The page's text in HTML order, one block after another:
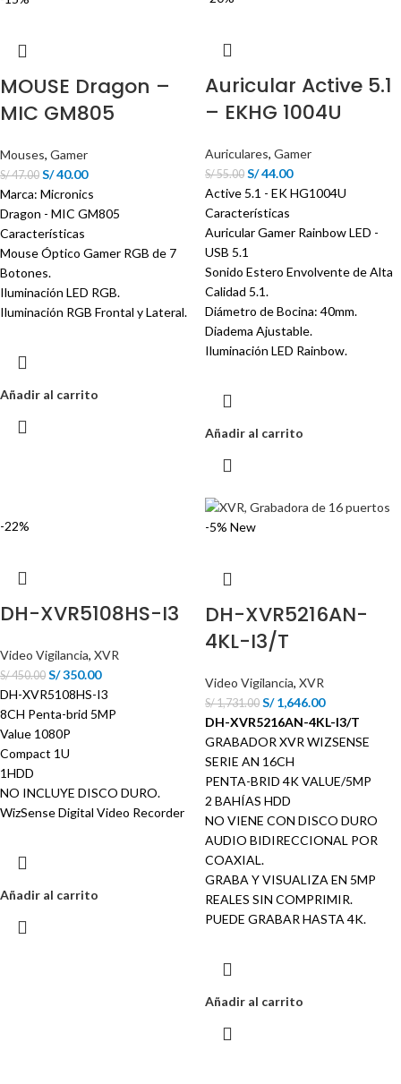
MOUSE Dragon –
MIC GM805
Mouses, Gamer
S/47.00 S/40.00
Marca: Micronics
Dragon - MIC GM805
Características
Mouse Óptico Gamer RGB de 7
Botones.
Iluminación LED RGB.
Iluminación RGB Frontal y Lateral.
Añadir al carrito
Auricular Active 5.1
– EKHG 1004U
Auriculares, Gamer
S/55.00 S/44.00
Active 5.1 - EK HG1004U
Características
Auricular Gamer Rainbow LED -
USB 5.1
Sonido Estero Envolvente de Alta
Calidad 5.1.
Diámetro de Bocina: 40mm.
Diadema Ajustable.
Iluminación LED Rainbow.
Añadir al carrito
-22%
DH-XVR5108HS-I3
Video Vigilancia, XVR
S/450.00 S/350.00
DH-XVR5108HS-I3
8CH Penta-brid 5MP
Value 1080P
Compact 1U
1HDD
NO INCLUYE DISCO DURO.
WizSense Digital Video Recorder
Añadir al carrito
-5% New
DH-XVR5216AN-
4KL-I3/T
Video Vigilancia, XVR
S/1,731.00 S/1,646.00
DH-XVR5216AN-4KL-I3/T
GRABADOR XVR WIZSENSE
SERIE AN 16CH
PENTA-BRID 4K VALUE/5MP
2 BAHÍAS HDD
NO VIENE CON DISCO DURO
AUDIO BIDIRECCIONAL POR
COAXIAL.
GRABA Y VISUALIZA EN 5MP
REALES SIN COMPRIMIR.
PUEDE GRABAR HASTA 4K.
Añadir al carrito